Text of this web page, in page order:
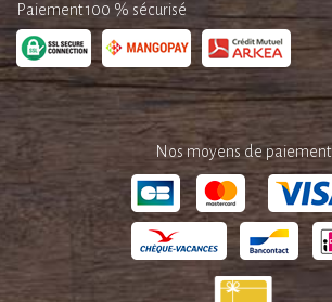
Paiement 100 % sécurisé
Nos moyens de paiement